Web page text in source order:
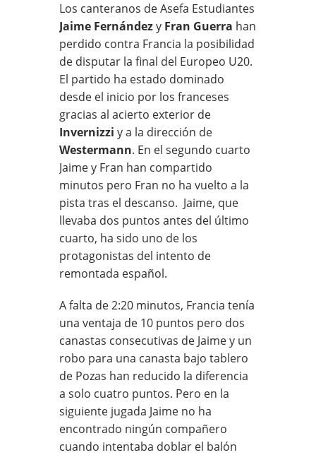
Los canteranos de Asefa Estudiantes
Jaime Fernándezy Fran Guerra han
perdido contra Francia la posibilidad
de disputar la final del Europeo U20.
El partido ha estado dominado
desde el inicio por los franceses
gracias al acierto exterior de
Invernizzi y a la dirección de
Westermann. En el segundo cuarto
Jaime y Fran han compartido
minutos pero Fran no ha vuelto a la
pista tras el descanso. Jaime, que
llevaba dos puntos antes del último
cuarto, ha sido uno de los
protagonistas del intento de
remontada español.
A falta de 2:20 minutos, Francia tenía
una ventaja de 10 puntos pero dos
canastas consecutivas de Jaime y un
robo para una canasta bajo tablero
de Pozas han reducido la diferencia
a solo cuatro puntos. Pero en la
siguiente jugada Jaime no ha
encontrado ningún compañero
cuando intentaba doblar el balón